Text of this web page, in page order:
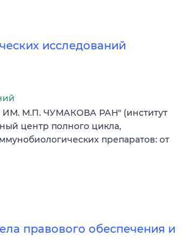
исследований
М.П. ЧУМАКОВА РАН" (институт
центр полного цикла,
препаратов: от
правового обеспечения и